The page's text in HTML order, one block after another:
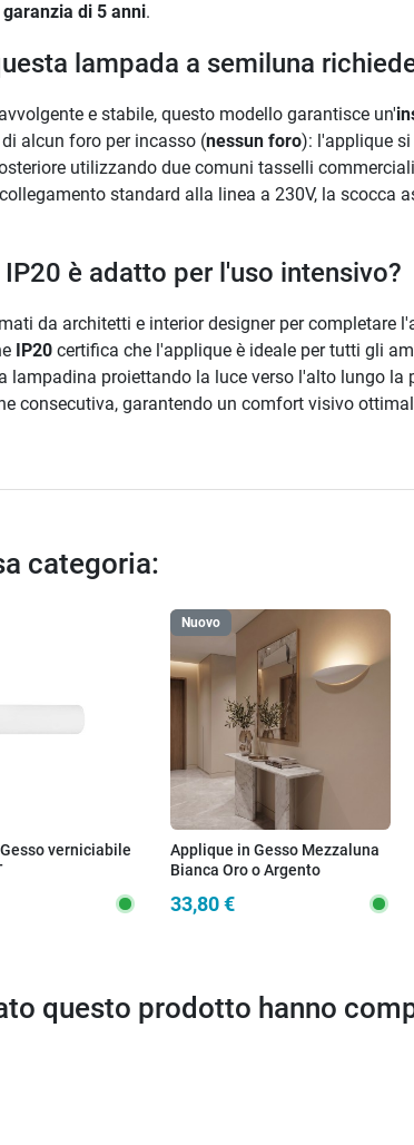
garanzia di 5 anni.
lampada a semiluna
e stabile, questo modello garantisce un'
alcun foro per incasso (nessun foro): l'applique
utilizzando due comuni tasselli
standard alla linea a 230V, la scocca
è adatto per l'uso intensivo?
da architetti e interior designer per
IP20 certifica che l'applique è ideale per tutti gli
lampadina proiettando la luce verso l'alto lungo
consecutiva, garantendo un comfort visivo
categoria:
verniciabile
Nuovo
Applique in Gesso Mezzaluna
Bianca Oro o Argento
33,80 €
questo prodotto hanno